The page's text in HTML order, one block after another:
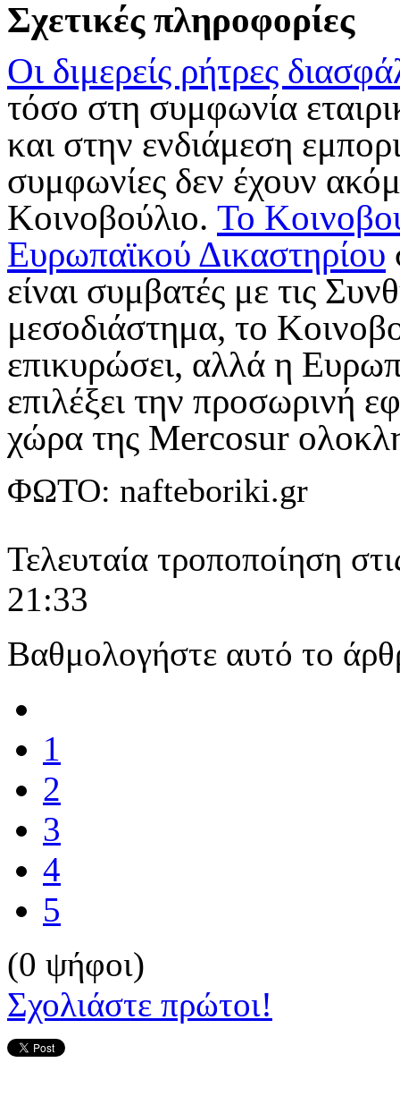
Σχετικές πληροφορίες
Οι διμερείς ρήτρες
τόσο στη συμφωνία
και στην ενδιάμεση
συμφωνίες δεν έχουν
Κοινοβούλιο. Το
Ευρωπαϊκού Δικαστηρίου
είναι συμβατές με τις
μεσοδιάστημα, το
επικυρώσει, αλλά η
επιλέξει την προσωρινή
χώρα της Mercosur
ΦΩΤΟ: nafteboriki.gr
Τελευταία τροποποίηση
21:33
Βαθμολογήστε αυτό το
1
2
3
4
5
(0 ψήφοι)
Σχολιάστε πρώτοι!